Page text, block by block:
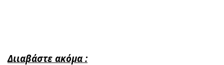
Διιαβάστε ακόμα :